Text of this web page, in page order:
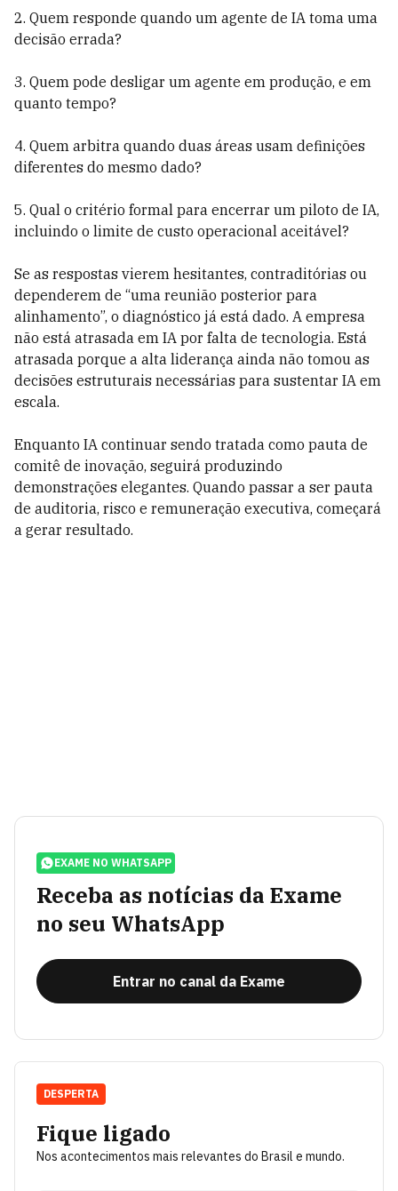
2. Quem responde quando um agente de IA toma uma
decisão errada?
3. Quem pode desligar um agente em produção, e em
quanto tempo?
4. Quem arbitra quando duas áreas usam definições
diferentes do mesmo dado?
5. Qual o critério formal para encerrar um piloto de IA,
incluindo o limite de custo operacional aceitável?
Se as respostas vierem hesitantes, contraditórias ou
dependerem de “uma reunião posterior para
alinhamento”, o diagnóstico já está dado. A empresa
não está atrasada em IA por falta de tecnologia. Está
atrasada porque a alta liderança ainda não tomou as
decisões estruturais necessárias para sustentar IA em
escala.
Enquanto IA continuar sendo tratada como pauta de
comitê de inovação, seguirá produzindo
demonstrações elegantes. Quando passar a ser pauta
de auditoria, risco e remuneração executiva, começará
a gerar resultado.
EXAME NO WHATSAPP
Receba as notícias da Exame
no seu WhatsApp
Entrar no canal da Exame
Fique ligado
Nos acontecimentos mais relevantes do Brasil e mundo.
DESPERTA